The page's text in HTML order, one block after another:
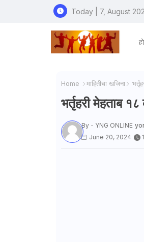
Today | 7, August
Home माहितीचा खजिना
भर्तृहरी मेहताब
By - YNG ONLINE
June 20, 2024